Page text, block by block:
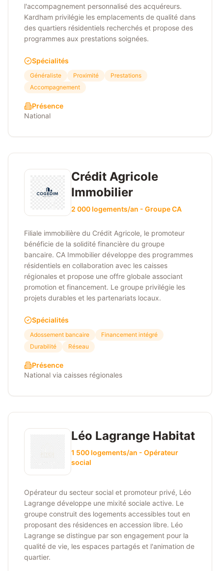
l'accompagnement personnalisé des acquéreurs.
Kardham privilégie les emplacements de qualité dans
des quartiers résidentiels recherchés et propose des
programmes aux prestations soignées.
Spécialités
Généraliste Proximité
Prestations
Accompagnement
Présence
National
Crédit Agricole
Immobilier
2 000 logements/an - Groupe CA
Filiale immobilière du Crédit Agricole, le promoteur
bénéficie de la solidité financière du groupe
bancaire. CA Immobilier développe des programmes
résidentiels en collaboration avec les caisses
régionales et propose une offre globale associant
promotion et financement. Le groupe privilégie les
projets durables et les partenariats locaux.
Spécialités
Adossement bancaire
Financement intégré
Durabilité
Réseau
Présence
National via caisses régionales
Léo Lagrange Habitat
1 500 logements/an - Opérateur
social
Opérateur du secteur social et promoteur privé, Léo
Lagrange développe une mixité sociale active. Le
groupe construit des logements accessibles tout en
proposant des résidences en accession libre. Léo
Lagrange se distingue par son engagement pour la
qualité de vie, les espaces partagés et l'animation de
quartier.